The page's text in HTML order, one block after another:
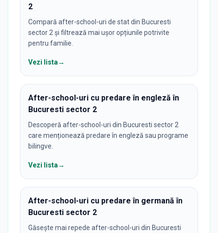
2
Compară after-school-uri de stat din Bucuresti
sector 2 și filtrează mai ușor opțiunile potrivite
pentru familie.
Vezi lista→
After-school-uri cu predare în engleză în
Bucuresti sector 2
Descoperă after-school-uri din Bucuresti sector 2
care menționează predare în engleză sau programe
bilingve.
Vezi lista→
After-school-uri cu predare în germană în
Bucuresti sector 2
Găsește mai repede after-school-uri din Bucuresti